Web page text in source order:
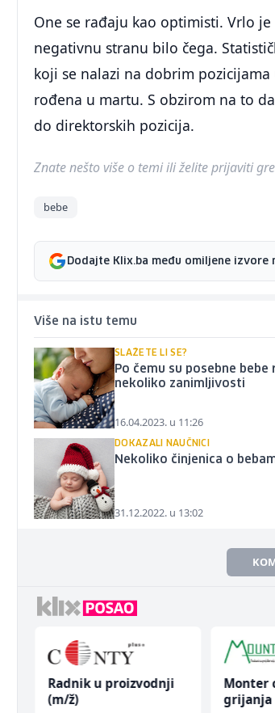
One se rađaju kao optimisti. Vrlo
negativnu stranu bilo čega.
koji se nalazi na dobrim
rođena u martu. S obzirom na to
do direktorskih pozicija.
Znate nešto više o temi ili želite prijaviti
bebe
Dodajte Klix.ba među omiljene izvore
Više na istu temu
SLAŽETE LI SE?
Po čemu su posebne
nekoliko zanimljivosti
16.04.2023. u 11:26
DOKAZALI NAUČNICI
Nekoliko činjenica o
31.12.2022. u 13:02
Radnik u proizvodnji
(m/ž)
Monter
grijanja